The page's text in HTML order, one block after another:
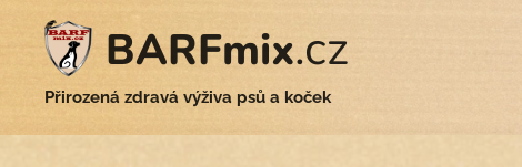
BARFmix.cz
Přirozená zdravá výživa psů a koček